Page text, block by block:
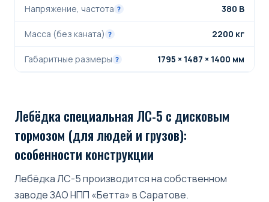
Лебёдка специальная ЛС-5 с дисковым
тормозом (для людей и грузов):
особенности конструкции
Лебёдка ЛС-5 производится на собственном
заводе ЗАО НПП «Бетта» в Саратове.
Напряжение, частота ? 380 В
Масса (без каната) ? 2200 кг
Габаритные размеры ? 1795 × 1487 × 1400 мм